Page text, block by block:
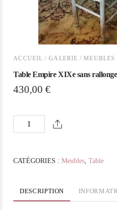
ACCUEIL /GALERIE /MEUBLES
Table Empire XIXe sans
430,00€
quantité
de
Empire
rallonges
CATÉGORIES :Meubles ,Table
DESCRIPTION